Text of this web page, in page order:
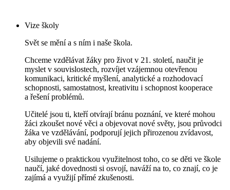
Vize školy
Svět se mění a s ním i naše škola.
Chceme vzdělávat žáky pro život v 21. století, naučit je
myslet v souvislostech, rozvíjet vzájemnou otevřenou
komunikaci, kritické myšlení, analytické a rozhodovací
schopnosti, samostatnost, kreativitu i schopnost kooperace
a řešení problémů.
Učitelé jsou ti, kteří otvírají bránu poznání, ve které mohou
žáci zkoušet nové věci a objevovat nové světy, jsou průvodci
žáka ve vzdělávání, podporují jejich přirozenou zvídavost,
aby objevili své nadání.
Usilujeme o praktickou využitelnost toho, co se děti ve škole
naučí, jaké dovednosti si osvojí, naváží na to, co znají, co je
zajímá a využijí přímé zkušenosti.